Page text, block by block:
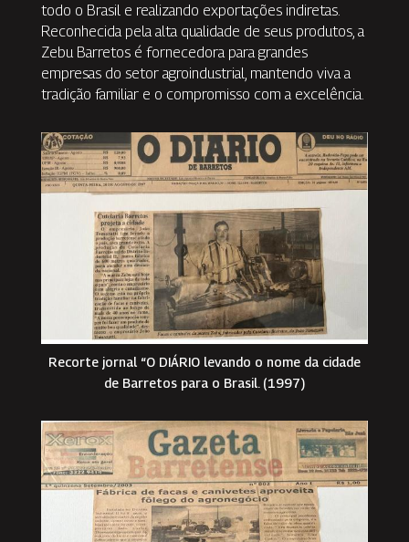
todo o Brasil e realizando exportações indiretas.
Reconhecida pela alta qualidade de seus produtos, a
Zebu Barretos é fornecedora para grandes
empresas do setor agroindustrial, mantendo viva a
tradição familiar e o compromisso com a excelência.
Recorte jornal “O DIÁRIO levando o nome da cidade
de Barretos para o Brasil. (1997)